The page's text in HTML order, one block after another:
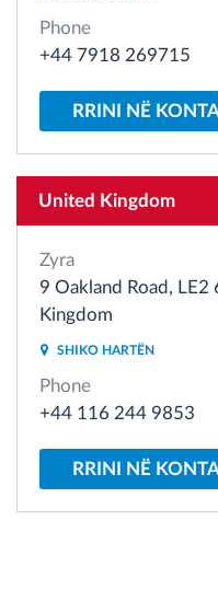
Identifikim
Zbuloni të gjitha
Si të zgjidhim çdo
Phone
+44 7918 269715
RRINI NË
United Kingdom
Zyra
9 Oakland Road, LE2
Kingdom
SHIKO HARTËN
Phone
+44 116 244 9853
RRINI NË